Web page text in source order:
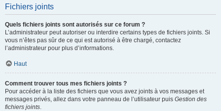
Fichiers joints
Quels fichiers joints sont autorisés sur ce forum ?
L’administrateur peut autoriser ou interdire certains types de fichiers joints. Si
vous n’êtes pas sûr de ce qui est autorisé à être chargé, contactez
l’administrateur pour plus d’informations.
Haut
Comment trouver tous mes fichiers joints ?
Pour accéder à la liste des fichiers que vous avez joints à vos messages et
messages privés, allez dans votre panneau de l’utilisateur puis Gestion des
fichiers joints.